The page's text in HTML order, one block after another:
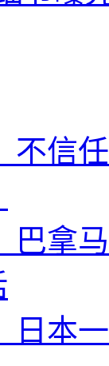
不信
巴拿
日本